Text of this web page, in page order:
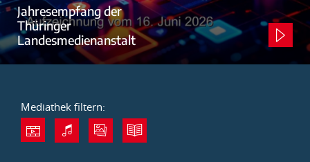
Jahresempfang der
Thüringer
Landesmedienanstalt
Mediathek filtern: